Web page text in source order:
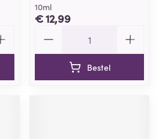
10ml
€ 12,99
Bestel